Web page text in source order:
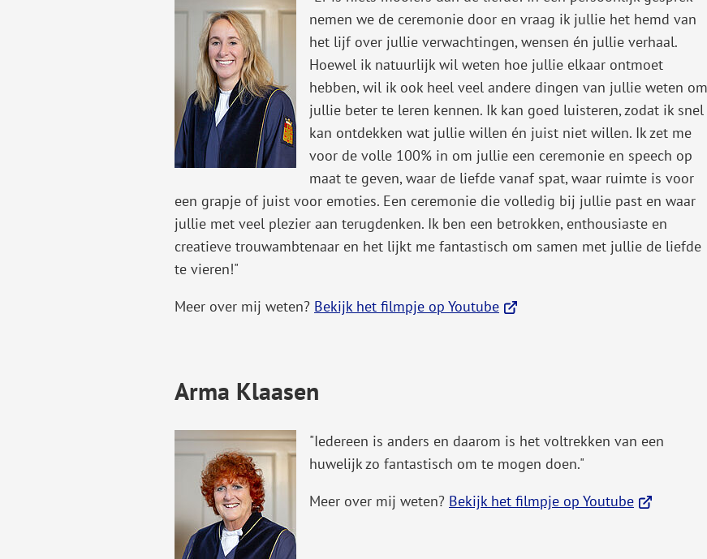
Gebruik
enter-
toets
om
een
waarde
selecteren.
nemen we de ceremonie door en vraag ik jullie het hemd van
het lijf over jullie verwachtingen, wensen én jullie verhaal.
Hoewel ik natuurlijk wil weten hoe jullie elkaar ontmoet
hebben, wil ik ook heel veel andere dingen van jullie weten om
jullie beter te leren kennen. Ik kan goed luisteren, zodat ik snel
kan ontdekken wat jullie willen én juist niet willen. Ik zet me
voor de volle 100% in om jullie een ceremonie en speech op
maat te geven, waar de liefde vanaf spat, waar ruimte is voor
een grapje of juist voor emoties. Een ceremonie die volledig bij jullie past en waar
jullie met veel plezier aan terugdenken. Ik ben een betrokken, enthousiaste en
creatieve trouwambtenaar en het lijkt me fantastisch om samen met jullie de liefde
te vieren!"
Meer over mij weten? Bekijk het filmpje op Youtube(Verwijst
Arma Klaasen
"Iedereen is anders en daarom is het voltrekken van een
huwelijk zo fantastisch om te mogen doen."
Meer over mij weten? Bekijk het filmpje op Youtube(Verwijst